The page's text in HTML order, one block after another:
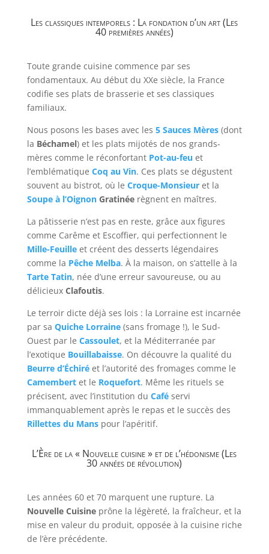
Les classiques intemporels : La fondation d’un art (Les
40 premières années)
Toute grande cuisine commence par ses
fondamentaux. Au début du XXe siècle, la France
codifie ses plats de brasserie et ses classiques
familiaux.
Nous posons les bases avec les 5 Sauces Mères(dont
la Béchamel) et les plats mijotés de nos grands-
mères comme le réconfortant Pot-au-feu et
l’emblématique Coq au Vin. Ces plats se dégustent
souvent au bistrot, où le Croque-Monsieuret la
Soupe à l’OignonGratinéerègnent en maîtres.
La pâtisserie n’est pas en reste, grâce aux figures
comme Carême et Escoffier, qui perfectionnent le
Mille-Feuilleet créent des desserts légendaires
comme la Pêche Melba. À la maison, on s’attelle à la
Tarte Tatin, née d’une erreur savoureuse, ou au
délicieux Clafoutis.
Le terroir dicte déjà ses lois : la Lorraine est incarnée
par sa Quiche Lorraine(sans fromage !), le Sud-
Ouest par le Cassoulet, et la Méditerranée par
l’exotique Bouillabaisse. On découvre la qualité du
Beurre d’Échiré et l’autorité des fromages comme le
Camembertet le Roquefort. Même les rituels se
précisent, avec l’institution du Caféservi
immanquablement après le repas et le succès des
Rillettes du Manspour l’apéritif.
L’Ère de la « Nouvelle cuisine » et de l’hédonisme (Les
30 années de révolution)
Les années 60 et 70 marquent une rupture. La
Nouvelle Cuisineprône la légèreté, la fraîcheur, et la
mise en valeur du produit, opposée à la cuisine riche
de l’ère précédente.